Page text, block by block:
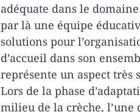
adéquate dans le
par là une équipe
solutions pour
d’accueil dans son
représente un aspect très
Lors de la phase
milieu de la crèche, l’une